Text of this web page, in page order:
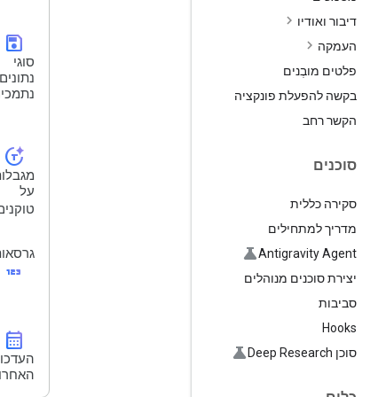
דיבור ואודיו
העמקה
פלטים מובְנים
בקשה להפעלת פונקציה
הקשר רחב
סוכנים
סקירה כללית
מדריך למתחילים
Antigravity Agent
יצירת סוכנים מנוהלים
סביבות
Hooks
סוכן Deep Research
save
סוגי
נתונים
token_auto
על
123
calendar_month